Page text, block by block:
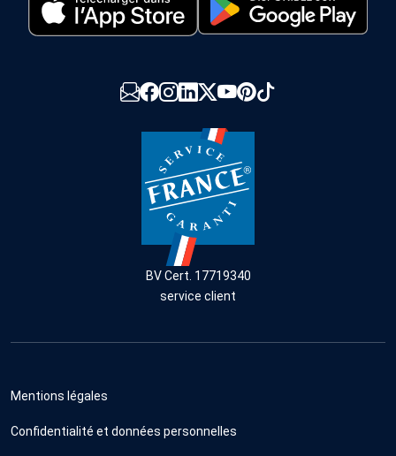
BV Cert. 17719340
service client
Mentions légales
Confidentialité et données personnelles